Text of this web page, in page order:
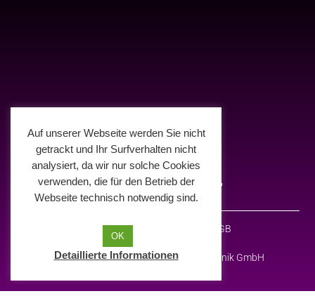
Impressum AGB
© 2026 Deelight Medien- und Eventtechnik GmbH
Auf unserer Webseite werden Sie nicht
getrackt und Ihr Surfverhalten nicht
analysiert, da wir nur solche Cookies
verwenden, die für den Betrieb der
Webseite technisch notwendig sind.
OK
Detaillierte Informationen